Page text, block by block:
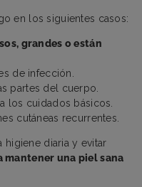
en los siguientes casos:
grandes o están
de infección.
partes del cuerpo.
los cuidados básicos.
cutáneas recurrentes.
higiene diaria y evitar
mantener una piel sana